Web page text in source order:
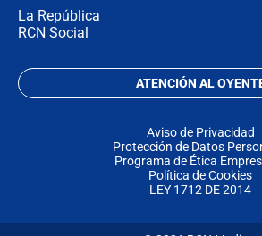
La República
RCN Social
ATENCIÓN AL
Aviso de Privacidad
Protección de Datos
Programa de Ética
Política de Cookies
LEY 1712 DE 2014